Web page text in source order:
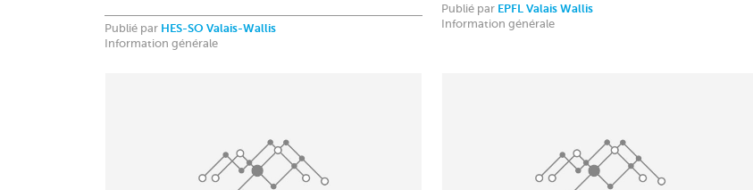
Publié par HES-SO Valais-Wallis
Information générale
Publié par EPFL Valais Wallis
Information générale